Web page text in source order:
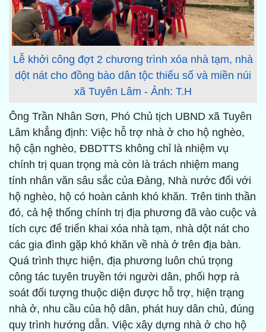
Lễ khởi công đợt 2 chương trình xóa nhà tạm, nhà
dột nát cho đồng bào dân tộc thiểu số và miền núi
xã Tuyên Lâm - Ảnh: T.H
Ông Trần Nhân Sơn, Phó Chủ tịch UBND xã Tuyên
Lâm khẳng định: Việc hỗ trợ nhà ở cho hộ nghèo,
hộ cận nghèo, ĐBDTTS không chỉ là nhiệm vụ
chính trị quan trọng mà còn là trách nhiệm mang
tính nhân văn sâu sắc của Đảng, Nhà nước đối với
hộ nghèo, hộ có hoàn cảnh khó khăn. Trên tinh thần
đó, cả hệ thống chính trị địa phương đã vào cuộc và
tích cực để triển khai xóa nhà tạm, nhà dột nát cho
các gia đình gặp khó khăn về nhà ở trên địa bàn.
Quá trình thực hiện, địa phương luôn chú trọng
công tác tuyên truyền tới người dân, phối hợp rà
soát đối tượng thuộc diện được hỗ trợ, hiện trạng
nhà ở, nhu cầu của hộ dân, phát huy dân chủ, đúng
quy trình hướng dẫn. Việc xây dựng nhà ở cho hộ